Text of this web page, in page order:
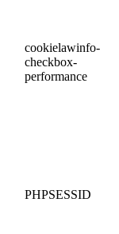
cookielawinfo-
checkbox-
performance
PHPSESSID